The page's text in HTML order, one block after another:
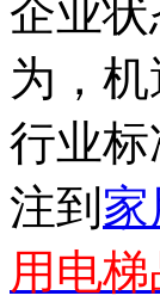
企业
为，
行业
注到
用电